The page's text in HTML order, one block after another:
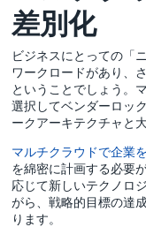
差別化
ビジネスにとっての「
ワークロードがあり、
ということでしょう。
選択してベンダーロッ
ークアーキテクチャと
マルチクラウドで企業
を綿密に計画する必要
応じて新しいテクノロ
がら、戦略的目標の達
ります。